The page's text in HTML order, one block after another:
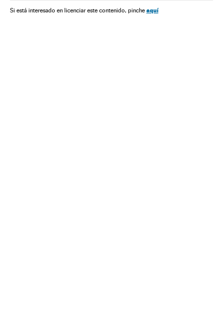
Subornos Destituições políticas Presidente Brasil
Si está interesado en licenciar este contenido, pinche aquí